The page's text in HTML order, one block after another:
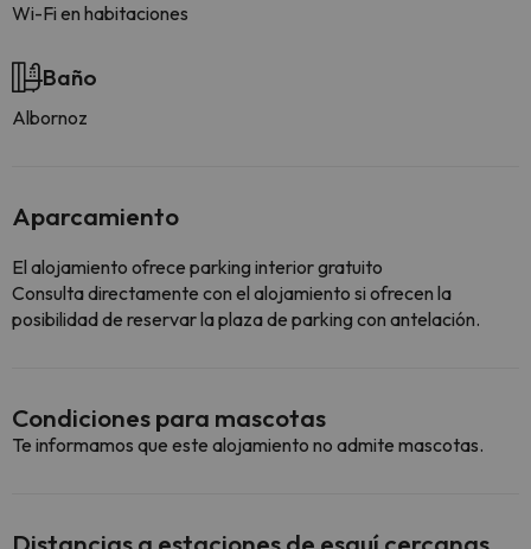
Wi-Fi en habitaciones
Baño
Albornoz
Aparcamiento
El alojamiento ofrece parking interior gratuito
Consulta directamente con el alojamiento si ofrecen la
posibilidad de reservar la plaza de parking con antelación.
Condiciones para mascotas
Te informamos que este alojamiento no admite mascotas.